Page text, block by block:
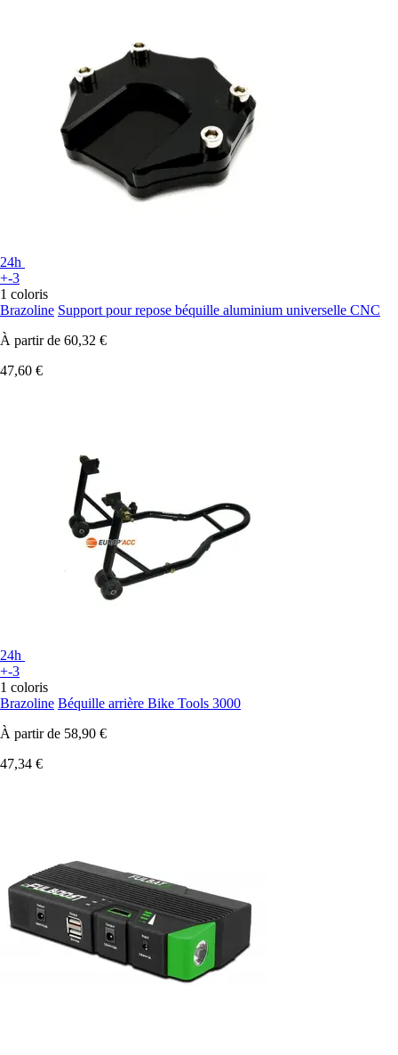
24h
+-3
1 coloris
Brazoline Support pour repose béquille aluminium universelle CNC
À partir de 60,32 €
47,60 €
24h
+-3
1 coloris
Brazoline Béquille arrière Bike Tools 3000
À partir de 58,90 €
47,34 €